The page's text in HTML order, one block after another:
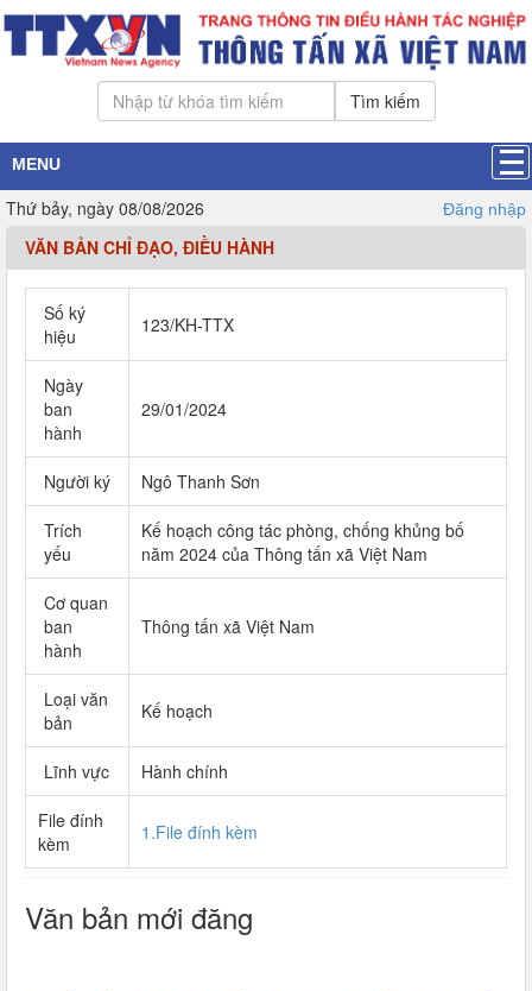
Tìm kiếm
MENU
Thứ bảy, ngày 08/08/2026 Đăng nhập
VĂN BẢN CHỈ ĐẠO, ĐIỀU HÀNH
Số ký
hiệu
123/KH-TTX
Ngày
ban
hành
29/01/2024
Người ký Ngô Thanh Sơn
Trích
yếu
Kế hoạch công tác phòng, chống khủng bố
năm 2024 của Thông tấn xã Việt Nam
Cơ quan
ban
hành
Thông tấn xã Việt Nam
Loại văn
bản
Kế hoạch
Lĩnh vực Hành chính
File đính
kèm
1.File đính kèm
Văn bản mới đăng